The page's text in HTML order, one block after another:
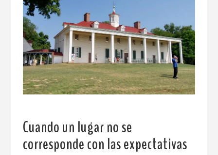
Cuando un lugar no se
corresponde con las expectativas